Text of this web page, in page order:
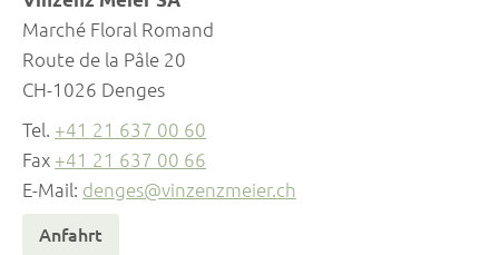
Marché Floral Romand
Route de la Pâle 20
CH-1026 Denges
Tel. +41 21 637 00 60
Fax +41 21 637 00 66
E-Mail: denges@vinzenzmeier.ch
Anfahrt